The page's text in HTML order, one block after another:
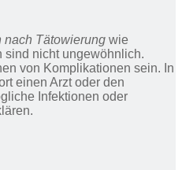
nach Tätowierung wie
sind nicht ungewöhnlich.
von Komplikationen sein. In
einen Arzt oder den
Infektionen oder